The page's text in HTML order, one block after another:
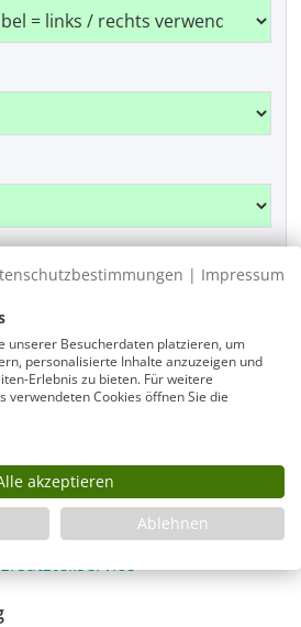
Gib den gewünschten
In den Warenkorb
| Impressum
unserer Besucherdaten platzieren, um
personalisierte Inhalte anzuzeigen und
Erlebnis zu bieten. Für weitere
verwendeten Cookies öffnen Sie die
akzeptieren
Ablehnen